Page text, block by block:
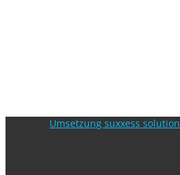
Umsetzung suxxess solution